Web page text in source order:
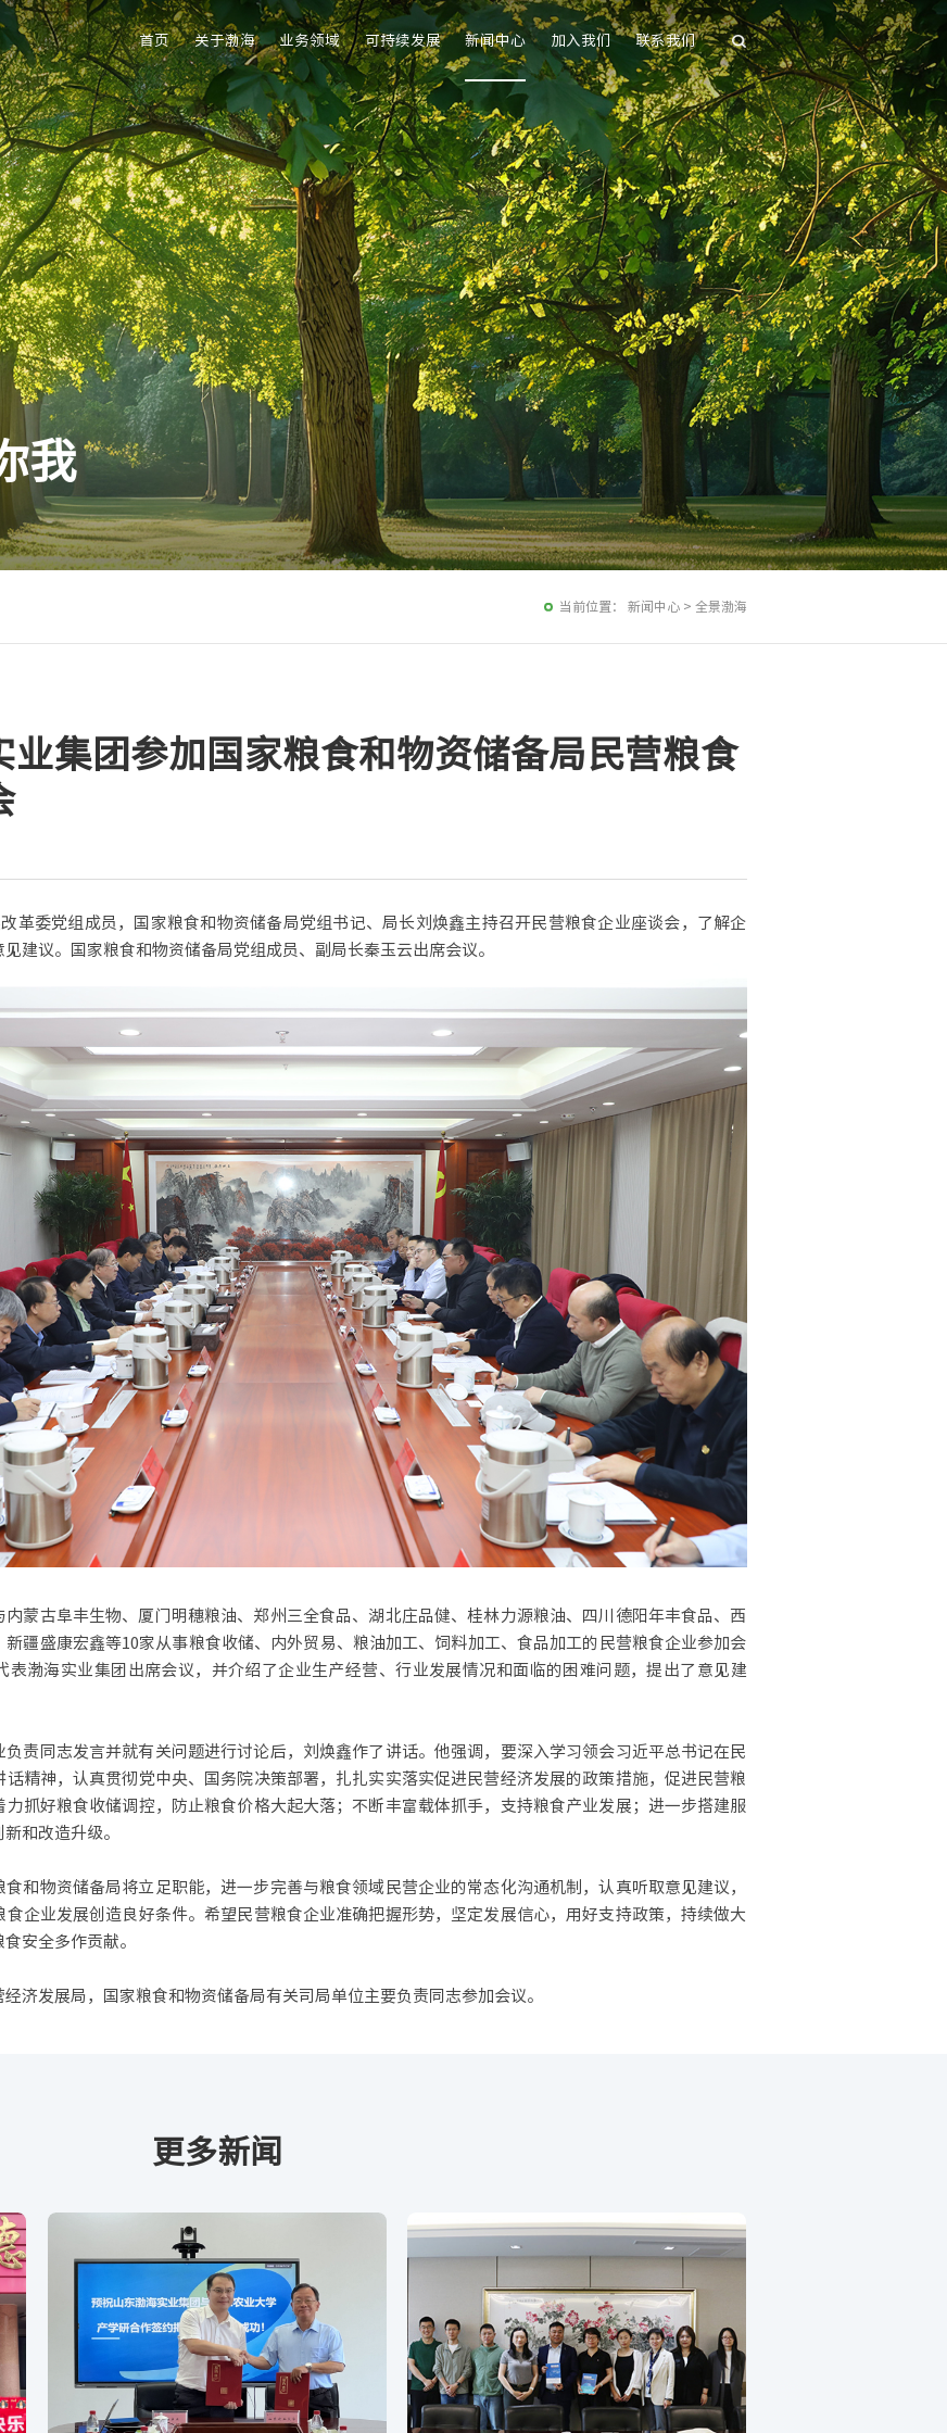
首页 关于渤海 业务领域 可持续发展 新闻中心 加入我们 联系我们
我
当前位置： 新闻中心> 全景渤海
业集团参加国家粮食和物资储备局民营粮食
革委党组成员，国家粮食和物资储备局党组书记、局长刘焕鑫主持召开民营粮食企业座谈会，了解企
建议。国家粮食和物资储备局党组成员、副局长秦玉云出席会议。
内蒙古阜丰生物、厦门明穗粮油、郑州三全食品、湖北庄品健、桂林力源粮油、四川德阳年丰食品、西
新疆盛康宏鑫等10家从事粮食收储、内外贸易、粮油加工、饲料加工、食品加工的民营粮食企业参加会
表渤海实业集团出席会议，并介绍了企业生产经营、行业发展情况和面临的困难问题，提出了意见建
负责同志发言并就有关问题进行讨论后，刘焕鑫作了讲话。他强调，要深入学习领会习近平总书记在民
话精神，认真贯彻党中央、国务院决策部署，扎扎实实落实促进民营经济发展的政策措施，促进民营粮
力抓好粮食收储调控，防止粮食价格大起大落；不断丰富载体抓手，支持粮食产业发展；进一步搭建服
和改造升级。
食和物资储备局将立足职能，进一步完善与粮食领域民营企业的常态化沟通机制，认真听取意见建议，
食企业发展创造良好条件。希望民营粮食企业准确把握形势，坚定发展信心，用好支持政策，持续做大
安全多作贡献。
经济发展局，国家粮食和物资储备局有关司局单位主要负责同志参加会议。
更多新闻